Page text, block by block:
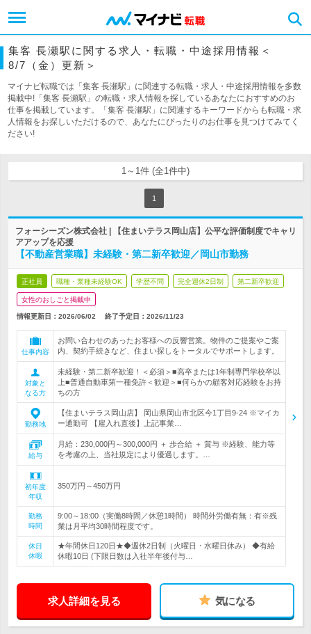
集客 長瀬駅に関する求人・転職・中途採用情報＜
8/7（金）更新＞
マイナビ転職では「集客 長瀬駅」に関連する転職・求人・中途採用情報を多数
掲載中!「集客 長瀬駅」の転職・求人情報を探しているあなたにおすすめのお
仕事を掲載しています。「集客 長瀬駅」に関連するキーワードからも転職・求
人情報をお探しいただけるので、あなたにぴったりのお仕事を見つけてみてく
ださい!
1～1件 (全1件中)
1
フォーシーズン株式会社 | 【住まいテラス岡山店】公平な評価制度でキャリ
アアップを応援
【不動産営業職】未経験・第二新卒歓迎／岡山市勤務
正社員 職種・業種未経験OK 学歴不問 完全週休2日制 第二新卒歓迎
女性のおしごと掲載中
情報更新日：2026/06/02 終了予定日： 2026/11/23
仕事内容
お問い合わせのあったお客様への反響営業。物件のご提案やご案
内、契約手続きなど、住まい探しをトータルでサポートします。
対象と
なる方
未経験・第二新卒歓迎！＜必須＞■高卒または1年制専門学校卒以
上■普通自動車第一種免許＜歓迎＞■何らかの顧客対応経験をお持
ちの方
勤務地
【住まいテラス岡山店】 岡山県岡山市北区今1丁目9-24 ※マイカ
ー通勤可 【雇入れ直後】上記事業…
給与
月給：230,000円～300,000円 ＋ 歩合給 ＋ 賞与 ※経験、能力等
を考慮の上、当社規定により優遇します。…
初年度
年収
350万円～450万円
勤務
時間
9:00～18:00（実働8時間／休憩1時間） 時間外労働有無：有※残
業は月平均30時間程度です。
休日
休暇
★年間休日120日★◆週休2日制（火曜日・水曜日休み） ◆有給
休暇10日 (下限日数は入社半年後付与…
求人詳細を見る 気になる